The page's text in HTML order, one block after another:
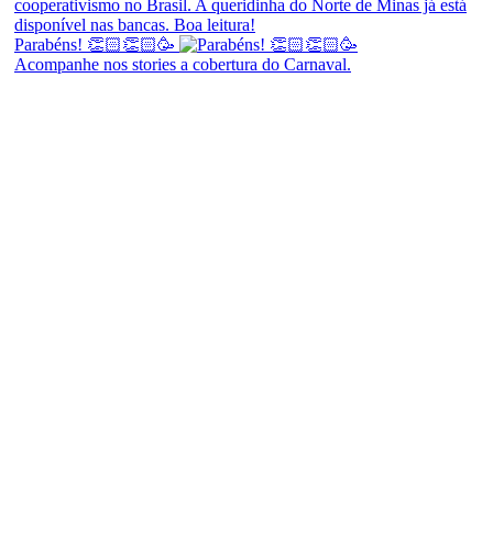
Parabéns! 👏🏻👏🏻🥳
Acompanhe nos stories a cobertura do Carnaval.